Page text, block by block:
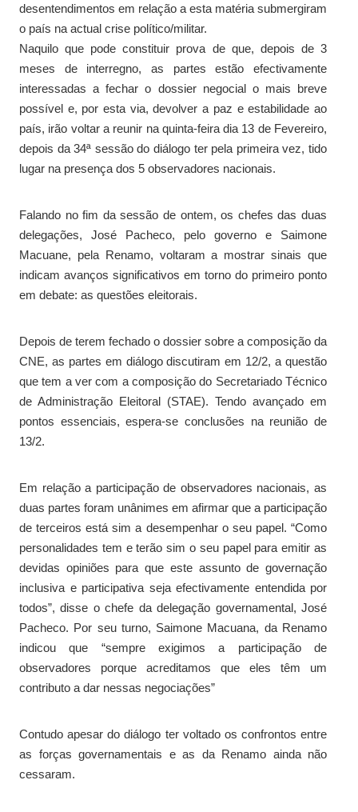
desentendimentos em relação a esta matéria submergiram
o país na actual crise político/militar.
Naquilo que pode constituir prova de que, depois de 3
meses de interregno, as partes estão efectivamente
interessadas a fechar o dossier negocial o mais breve
possível e, por esta via, devolver a paz e estabilidade ao
país, irão voltar a reunir na quinta-feira dia 13 de Fevereiro,
depois da 34ª sessão do diálogo ter pela primeira vez, tido
lugar na presença dos 5 observadores nacionais.
Falando no fim da sessão de ontem, os chefes das duas
delegações, José Pacheco, pelo governo e Saimone
Macuane, pela Renamo, voltaram a mostrar sinais que
indicam avanços significativos em torno do primeiro ponto
em debate: as questões eleitorais.
Depois de terem fechado o dossier sobre a composição da
CNE, as partes em diálogo discutiram em 12/2, a questão
que tem a ver com a composição do Secretariado Técnico
de Administração Eleitoral (STAE). Tendo avançado em
pontos essenciais, espera-se conclusões na reunião de
13/2.
Em relação a participação de observadores nacionais, as
duas partes foram unânimes em afirmar que a participação
de terceiros está sim a desempenhar o seu papel. “Como
personalidades tem e terão sim o seu papel para emitir as
devidas opiniões para que este assunto de governação
inclusiva e participativa seja efectivamente entendida por
todos”, disse o chefe da delegação governamental, José
Pacheco. Por seu turno, Saimone Macuana, da Renamo
indicou que “sempre exigimos a participação de
observadores porque acreditamos que eles têm um
contributo a dar nessas negociações”
Contudo apesar do diálogo ter voltado os confrontos entre
as forças governamentais e as da Renamo ainda não
cessaram.